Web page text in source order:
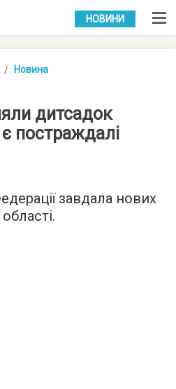
УКР РУС
НОВИНИ
Новина
дитсадок
постраждалі
завдала нових